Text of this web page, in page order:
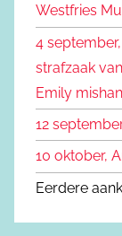
r
:
Westfries
4
strafzaak
Emily
12
10 oktober,
Eerdere